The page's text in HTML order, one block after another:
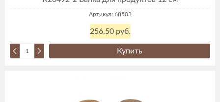
Артикул: 68503
256,50 руб.
Купить